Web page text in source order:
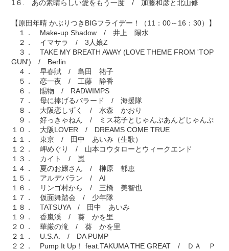
1６. あの素晴らしい愛をもう一度 / 加藤和彦と北山修
【原田年晴 かぶりつきBIGフライデー！（11：00～16：30）】
１． Make-up Shadow / 井上 陽水
２． イマサラ / 3人娘Z
３． TAKE MY BREATH AWAY (LOVE THEME FROM 'TOP
GUN') / Berlin
４． 早春賦 / 島田 祐子
５． 恋一夜 / 工藤 静香
６． 賜物 / RADWIMPS
７． 母に捧げるバラード / 海援隊
８． 大阪恋しずく / 水森 かおり
９． 好っきゃねん / ミス花子とじゃんぷあんどじゃんぷ
１０． 大阪LOVER / DREAMS COME TRUE
１１． 東京 / 田中 あいみ（生歌）
１２． 岬めぐり / 山本コウタローとウィークエンド
１３． カイト / 嵐
１４． 夏のお嬢さん / 榊原 郁恵
１５． アルデバラン / AI
１６． リンゴ村から / 三橋 美智也
１７． 仮面舞踏会 / 少年隊
１８． TATSUYA / 田中 あいみ
１９． 香嵐渓 / 葵 かを里
２０． 華厳の滝 / 葵 かを里
２１． U.S.A. / DA PUMP
２２． Pump It Up！ feat.TAKUMA THE GREAT / ＤＡ Ｐ